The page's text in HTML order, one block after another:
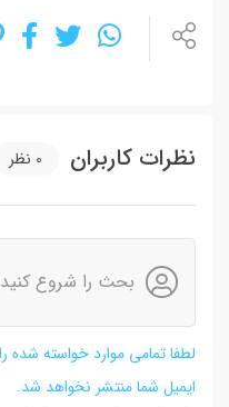
نظرات کاربران 0 نظر
بحث را شروع
لطفا تمامی موارد خواسته شده
ایمیل شما منتشر نخواهد شد.